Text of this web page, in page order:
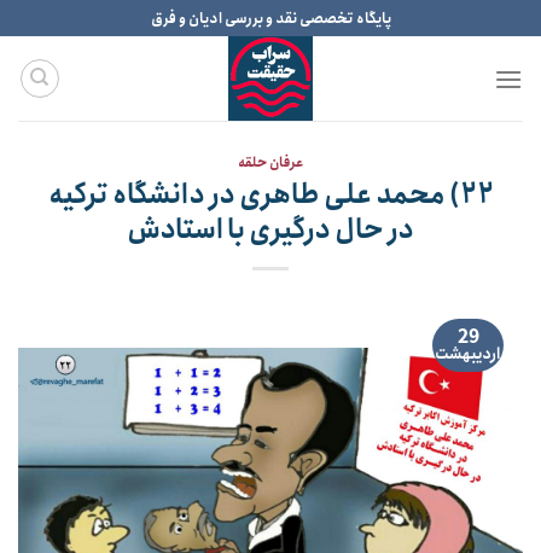
to
content
پایگاه تخصصی نقد و بررسی ادیان و فرق
عرفان حلقه
۲۲) محمد علی طاهری در دانشگاه ترکیه
در حال درگیری با استادش
29
اردیبهشت